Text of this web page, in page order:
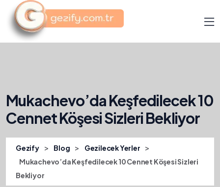
Mukachevo’da Keşfedilecek 10
Cennet Köşesi Sizleri Bekliyor
Gezify > Blog > Gezilecek Yerler >
Mukachevo’da Keşfedilecek 10 Cennet Köşesi Sizleri
Bekliyor